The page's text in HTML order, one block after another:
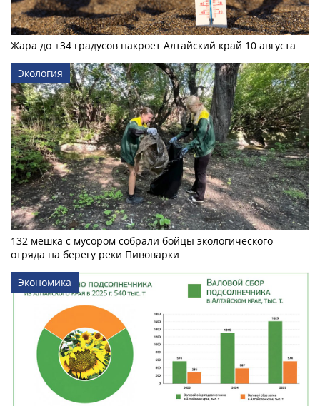
Жара до +34 градусов накроет Алтайский край 10 августа
Экология
132 мешка с мусором собрали бойцы экологического
отряда на берегу реки Пивоварки
Экономика